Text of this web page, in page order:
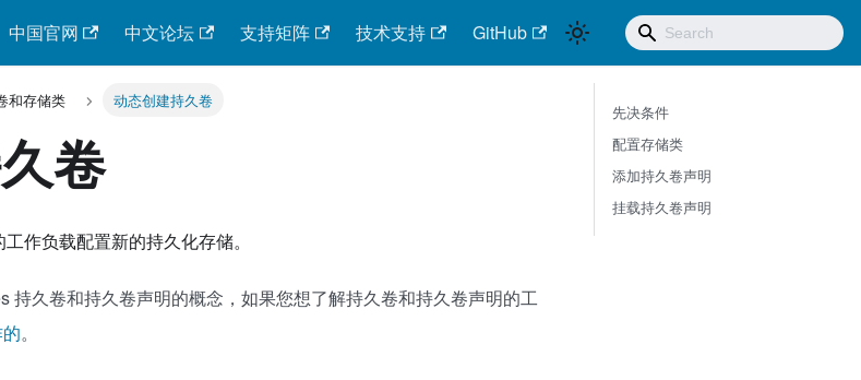
中国官网 中文论坛 支持矩阵 技术支持 GitHub
和存储类 动态创建持久卷
卷
作负载配置新的持久化存储。
持久卷和持久卷声明的概念，如果您想了解持久卷和持久卷声明的工
。
先决条件
配置存储类
添加持久卷声明
挂载持久卷声明